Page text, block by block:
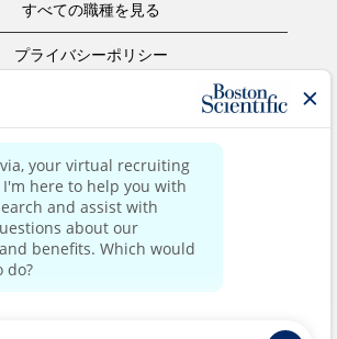
すべての職種を見る
プライバシーポリシー
著作権表示
お問合せ
エンティフィックウェブサイトホーム